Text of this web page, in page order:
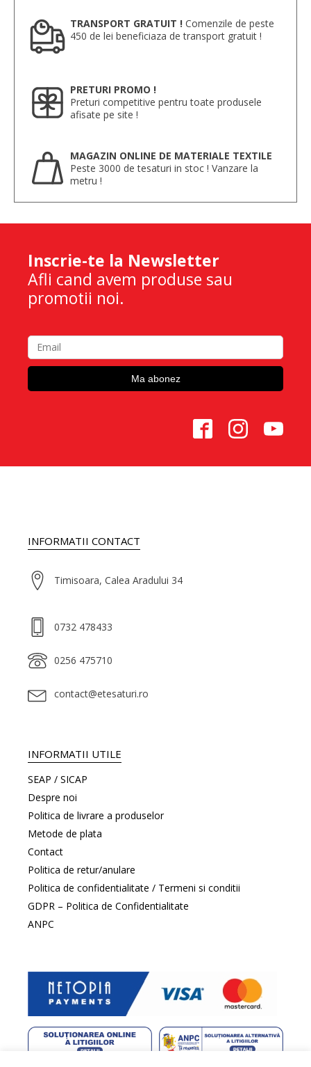
TRANSPORT GRATUIT ! Comenzile de peste
450 de lei beneficiaza de transport gratuit !
PRETURI PROMO !
Preturi competitive pentru toate produsele
afisate pe site !
MAGAZIN ONLINE DE MATERIALE TEXTILE
Peste 3000 de tesaturi in stoc ! Vanzare la
metru !
Inscrie-te la Newsletter
Afli cand avem produse sau
promotii noi.
INFORMATII CONTACT
Timisoara, Calea Aradului 34
0732 478433
0256 475710
contact@etesaturi.ro
INFORMATII UTILE
SEAP / SICAP
Despre noi
Politica de livrare a produselor
Metode de plata
Contact
Politica de retur/anulare
Politica de confidentialitate / Termeni si conditii
GDPR – Politica de Confidentialitate
ANPC